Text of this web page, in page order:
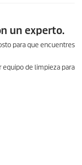
un experto.
para que encuentres
equipo de limpieza para